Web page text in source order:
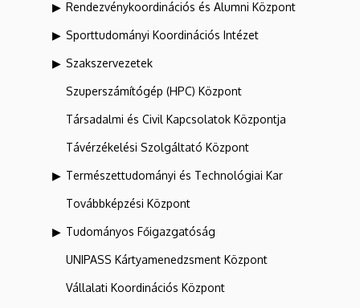
Rendezvénykoordinációs és Alumni Központ
Sporttudományi Koordinációs Intézet
Szakszervezetek
Szuperszámítógép (HPC) Központ
Társadalmi és Civil Kapcsolatok Központja
Távérzékelési Szolgáltató Központ
Természettudományi és Technológiai Kar
Továbbképzési Központ
Tudományos Főigazgatóság
UNIPASS Kártyamenedzsment Központ
Vállalati Koordinációs Központ